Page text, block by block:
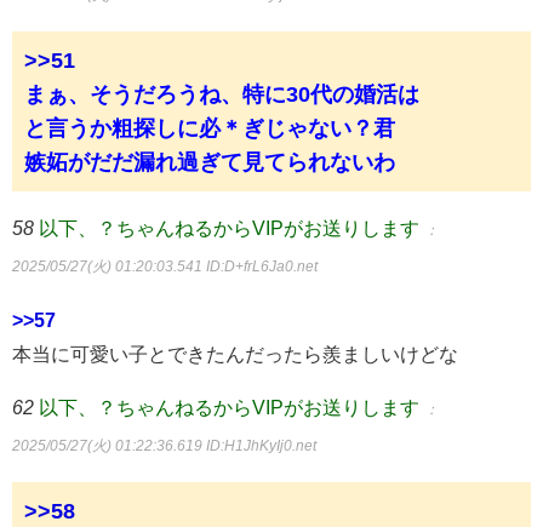
>>51
まぁ、そうだろうね、特に30代の婚活は
と言うか粗探しに必＊ぎじゃない？君
嫉妬がだだ漏れ過ぎて見てられないわ
58 以下、？ちゃんねるからVIPがお送りします ：
2025/05/27(火) 01:20:03.541 ID:D+frL6Ja0.net
>>57
本当に可愛い子とできたんだったら羨ましいけどな
62 以下、？ちゃんねるからVIPがお送りします ：
2025/05/27(火) 01:22:36.619 ID:H1JhKyIj0.net
>>58